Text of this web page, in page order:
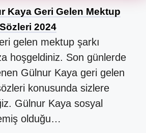
Kaya Geri Gelen Mektup
2024
gelen mektup şarkı
hoşgeldiniz. Son günlerde
Gülnur Kaya geri gelen
konusunda sizlere
Gülnur Kaya sosyal
olduğu…